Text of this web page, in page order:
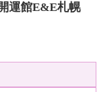
運館E&E札幌